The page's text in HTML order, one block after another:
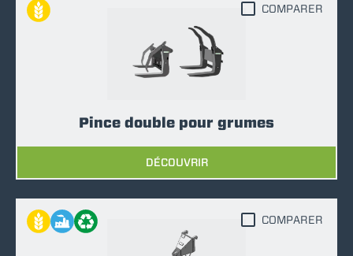
Pince double pour grumes
DÉCOUVRIR
COMPARER
COMPARER